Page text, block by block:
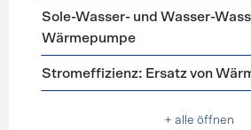
Sole-Wasser- und Wasser-
Wärmepumpe
Stromeffizienz: Ersatz von
+ alle öffnen